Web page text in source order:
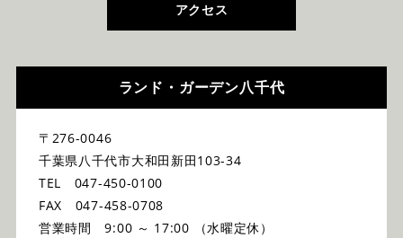
アクセス
ランド・ガーデン八千代
〒276-0046
千葉県八千代市大和田新田103-34
TEL 047-450-0100
FAX 047-458-0708
営業時間 9:00 ～ 17:00 （水曜定休）